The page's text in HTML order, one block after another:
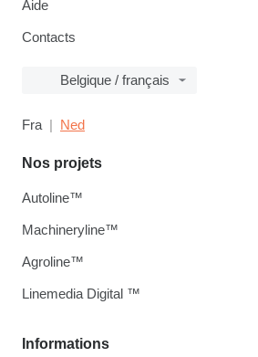
Aide
Contacts
Belgique / français
Fra Ned
Informations
Nos projets
Autoline™
Machineryline™
Agroline™
Linemedia Digital ™